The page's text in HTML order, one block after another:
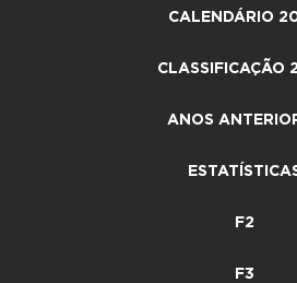
CALENDÁRIO
CLASSIFICAÇÃO
ANOS
F2
F3